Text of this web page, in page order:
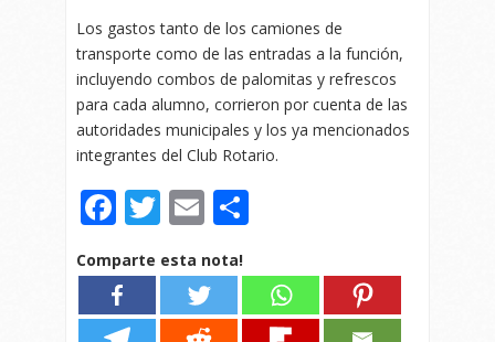
Los gastos tanto de los camiones de
transporte como de las entradas a la función,
incluyendo combos de palomitas y refrescos
para cada alumno, corrieron por cuenta de las
autoridades municipales y los ya mencionados
integrantes del Club Rotario.
Facebook
Twitter
Email
Comparte esta nota!